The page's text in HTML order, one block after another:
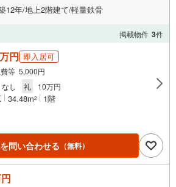
12年/地上2階建て/軽量鉄骨
掲載物件 3件
円 即入居可
等 5,000円
なし 礼 10万円
34.48m2 1階
問い合わせる （無料）